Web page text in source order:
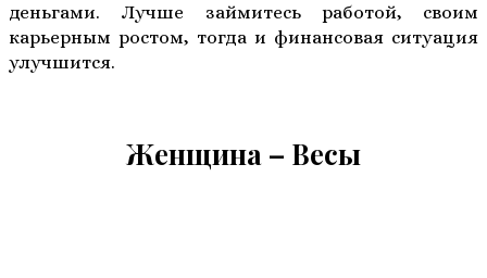
деньгами. Лучше займитесь работой, своим
карьерным ростом, тогда и финансовая ситуация
улучшится.
Женщина – Весы